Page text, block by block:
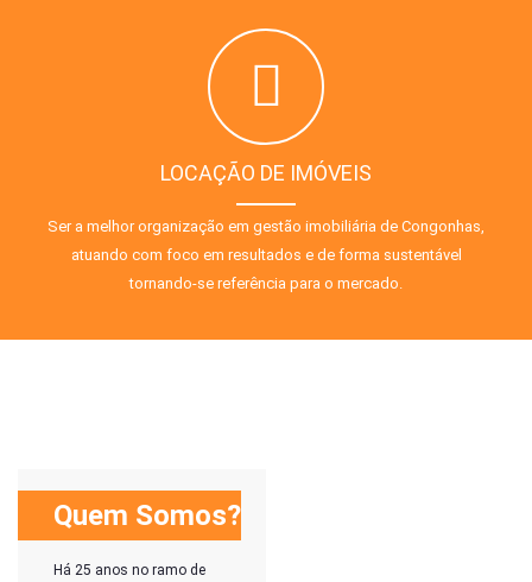
LOCAÇÃO DE IMÓVEIS
Ser a melhor organização em gestão imobiliária de Congonhas,
atuando com foco em resultados e de forma sustentável
tornando-se referência para o mercado.
Quem Somos?
Há 25 anos no ramo de